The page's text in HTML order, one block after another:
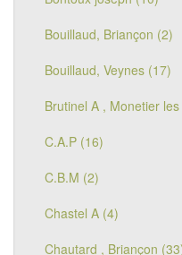
Bouillaud, Briançon (2)
Bouillaud, Veynes (17)
Brutinel A , Monetier
C.A.P (16)
C.B.M (2)
Chastel A (4)
Chautard , Briançon